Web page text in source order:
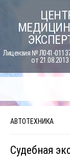
content
Лицензия № Л041-
от
АВТОТЕХНИКА
Судебная